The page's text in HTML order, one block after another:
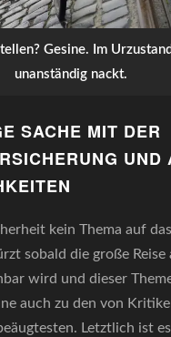
Gesine. Im
unanständig nackt.
SACHE MIT DER
UND
kein Thema auf
sobald die große Reise
wird und dieser
auch zu den von
Letztlich ist